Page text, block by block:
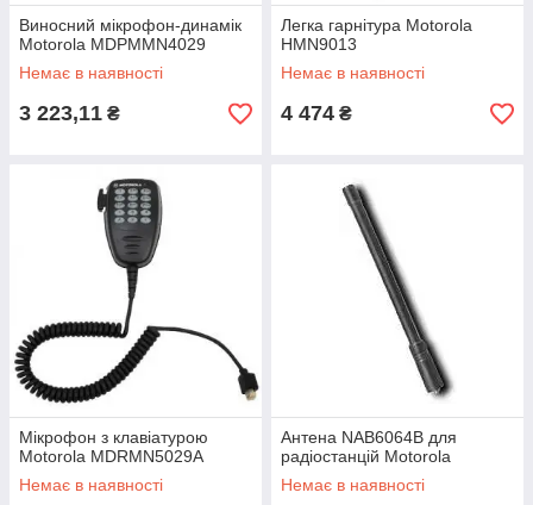
Виносний мікрофон-динамік
Motorola MDPMМN4029
Немає в наявності
3 223,11 ₴
Легка гарнітура Motorola
HMN9013
Немає в наявності
4 474 ₴
Мікрофон з клавіатурою
Motorola MDRMN5029A
Немає в наявності
Антена NAB6064B для
радіостанцій Motorola
Немає в наявності